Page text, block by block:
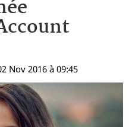
Nov 2016 à 09:45